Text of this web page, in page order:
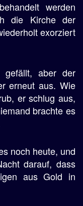
werden
die Kirche der
exorziert
gefällt, aber der
erneut aus. Wie
er schlug aus,
brachte es
noch heute, und
darauf, dass
aus Gold in